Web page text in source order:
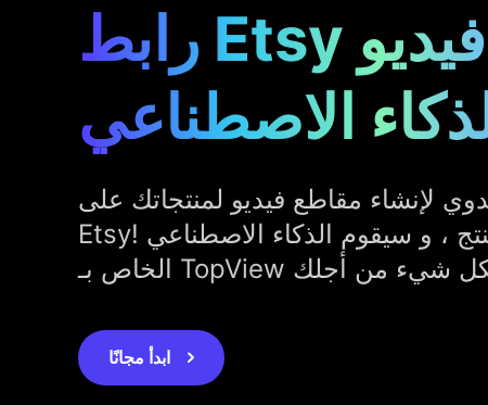
رابط Etsy إلى فيديو
الاصطناعي
لإنشاء مقاطع فيديو لمنتجاتك على
Etsy! فقط أدخل رابط المنتج ، و سيقوم الذكاء الاصطناعي
ابدأ مجانًا